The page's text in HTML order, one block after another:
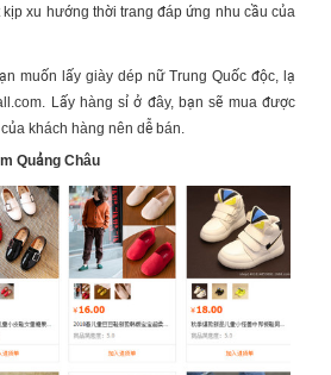
xu hướng thời trang đáp ứng nhu cầu của
muốn lấy giày dép nữ Trung Quốc độc, lạ
Lấy hàng sỉ ở đây, bạn sẽ mua được
khách hàng nên dễ bán.
Quảng Châu